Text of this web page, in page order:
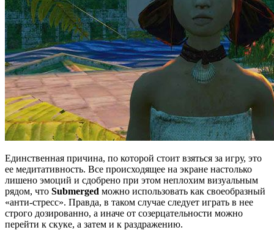
Единственная причина, по которой стоит взяться за игру, это
ее медитативность. Все происходящее на экране настолько
лишено эмоций и сдобрено при этом неплохим визуальным
рядом, что Submerged можно использовать как своеобразный
«анти-стресс». Правда, в таком случае следует играть в нее
строго дозированно, а иначе от созерцательности можно
перейти к скуке, а затем и к раздражению.